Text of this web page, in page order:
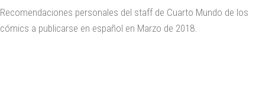
Recomendaciones personales del staff de Cuarto Mundo de los
cómics a publicarse en español en Marzo de 2018.